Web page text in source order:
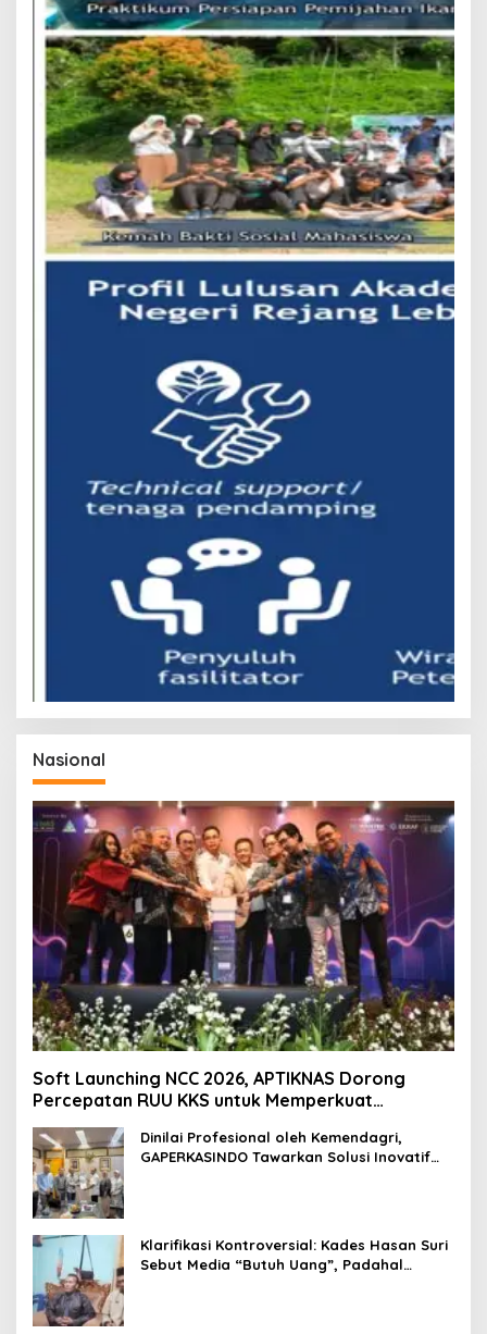
Nasional
Soft Launching NCC 2026, APTIKNAS Dorong
Percepatan RUU KKS untuk Memperkuat
Kedaulatan Digital Indonesia
Dinilai Profesional oleh Kemendagri,
GAPERKASINDO Tawarkan Solusi Inovatif
Klarifikasi Kontroversial: Kades Hasan Suri
Sebut Media “Butuh Uang”, Padahal